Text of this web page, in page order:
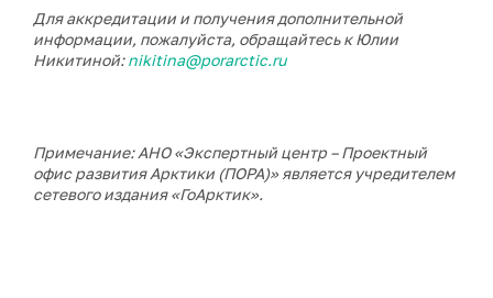
Для аккредитации и получения дополнительной
информации, пожалуйста, обращайтесь к Юлии
Никитиной:nikitina@porarctic.ru
Примечание: АНО «Экспертный центр – Проектный
офис развития Арктики (ПОРА)» является учредителем
сетевого издания «ГоАрктик».